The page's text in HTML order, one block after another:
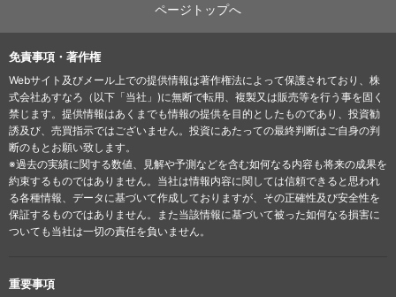
ページトップへ
免責事項・著作権
Webサイト及びメール上での提供情報は著作権法によって保護されており、株
式会社あすなろ（以下「当社」)に無断で転用、複製又は販売等を行う事を固く
禁じます。提供情報はあくまでも情報の提供を目的としたものであり、投資勧
誘及び、売買指示ではございません。投資にあたっての最終判断はご自身の判
断のもとお願い致します。
※過去の実績に関する数値、見解や予測などを含む如何なる内容も将来の成果を
約束するものではありません。当社は情報内容に関しては信頼できると思われ
る各種情報、データに基づいて作成しておりますが、その正確性及び安全性を
保証するものではありません。また当該情報に基づいて被った如何なる損害に
ついても当社は一切の責任を負いません。
重要事項